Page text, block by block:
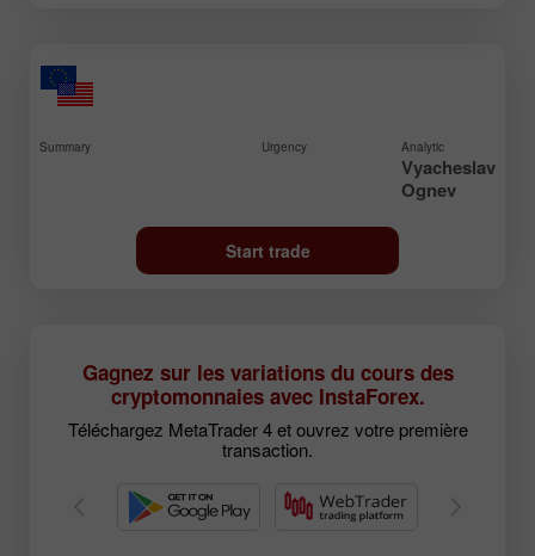
Summary Urgency Analytic
Vyacheslav
Ognev
Start trade
Gagnez sur les variations du cours des
cryptomonnaies avec InstaForex.
Téléchargez MetaTrader 4 et ouvrez votre première
transaction.